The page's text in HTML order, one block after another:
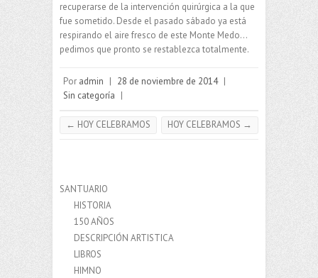
recuperarse de la intervención quirúrgica a la que
fue sometido. Desde el pasado sábado ya está
respirando el aire fresco de este Monte Medo…
pedimos que pronto se restablezca totalmente.
Por admin | 28 de noviembre de 2014 |
Sin categoría |
← HOY CELEBRAMOS HOY CELEBRAMOS →
SANTUARIO
HISTORIA
150 AÑOS
DESCRIPCIÓN ARTISTICA
LIBROS
HIMNO